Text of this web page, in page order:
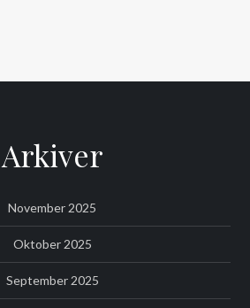
Arkiver
November 2025
Oktober 2025
September 2025